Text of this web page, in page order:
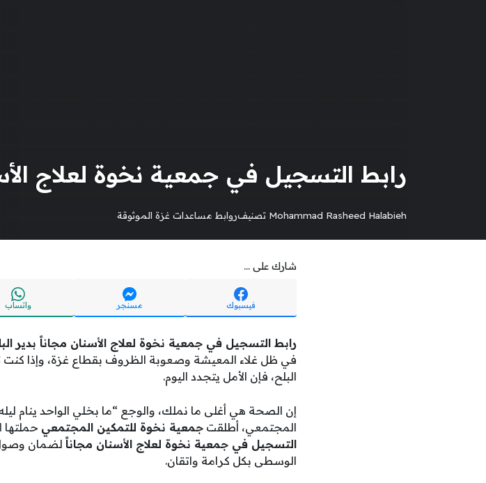
رابط التسجيل في جمعية نخوة لعلاج
Mohammad Rasheed Halabieh تصنيفروابط مساعدات غزة الموثوقة
شارك على ...
فيسبوك مسنجر واتساب
رابط التسجيل في جمعية نخوة لعلاج الأسنان مجاناً بدير البلح
في ظل غلاء المعيشة وصعوبة الظروف بقطاع غزة، وإذا
البلح، فإن الأمل يتجدد اليوم.
إن الصحة هي أغلى ما نملك، والوجع “ما بخلي الواحد ينام
المجتمعي، أطلقت جمعية نخوة للتمكين المجتمعي حملتها
التسجيل في جمعية نخوة لعلاج الأسنان مجاناً لضمان وصول
الوسطى بكل كرامة واتقان.